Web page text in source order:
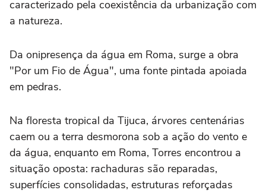
caracterizado pela coexistência da urbanização com
a natureza.
Da onipresença da água em Roma, surge a obra
"Por um Fio de Água", uma fonte pintada apoiada
em pedras.
Na floresta tropical da Tijuca, árvores centenárias
caem ou a terra desmorona sob a ação do vento e
da água, enquanto em Roma, Torres encontrou a
situação oposta: rachaduras são reparadas,
superfícies consolidadas, estruturas reforçadas